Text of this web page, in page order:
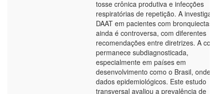
tosse crônica produtiva e infecções
respiratórias de repetição. A
DAAT em pacientes com
ainda é controversa, com diferentes
recomendações entre diretrizes. A
permanece subdiagnosticada,
especialmente em países em
desenvolvimento como o Brasil, onde
dados epidemiológicos. Este estudo
transversal avaliou a prevalência de